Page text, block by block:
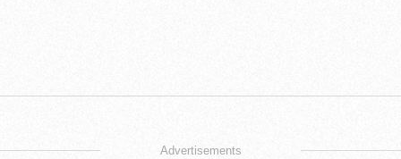
Advertisements